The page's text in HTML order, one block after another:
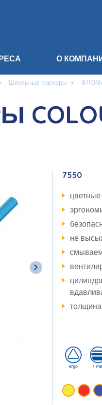
О
Школьные маркеры
7550
не